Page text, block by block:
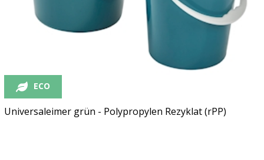
ECO
Universaleimer grün - Polypropylen Rezyklat (rPP)